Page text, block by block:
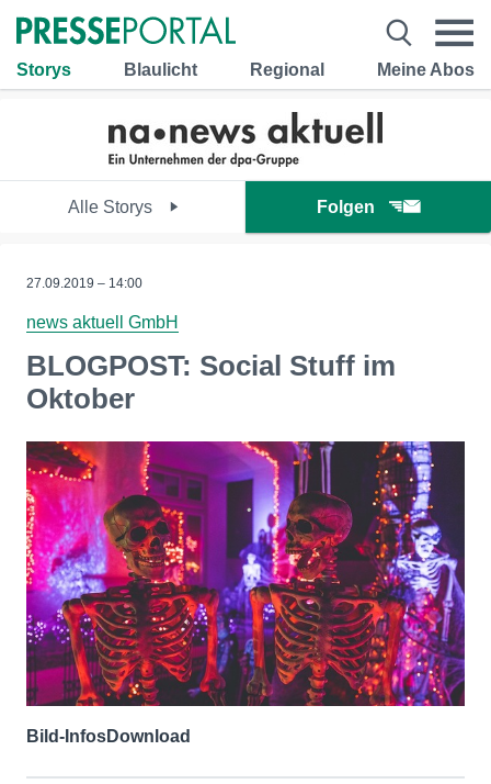
Storys Blaulicht Regional Meine Abos
Alle Storys Folgen
27.09.2019 – 14:00
news aktuell GmbH
BLOGPOST: Social Stuff im
Oktober
Bild-InfosDownload